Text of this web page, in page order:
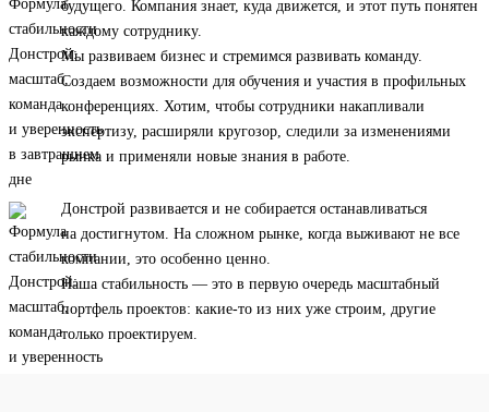
будущего. Компания знает, куда движется, и этот путь понятен
каждому сотруднику.
Мы развиваем бизнес и стремимся развивать команду.
Создаем возможности для обучения и участия в профильных
конференциях. Хотим, чтобы сотрудники накапливали
экспертизу, расширяли кругозор, следили за изменениями
рынка и применяли новые знания в работе.
Донстрой развивается и не собирается останавливаться
на достигнутом. На сложном рынке, когда выживают не все
компании, это особенно ценно.
Наша стабильность — это в первую очередь масштабный
портфель проектов: какие-то из них уже строим, другие
только проектируем.